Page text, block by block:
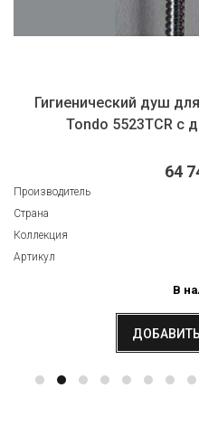
Гигиенический душ
Tondo 5523TCR с
64
Производитель
Страна
Коллекция
Артикул
В